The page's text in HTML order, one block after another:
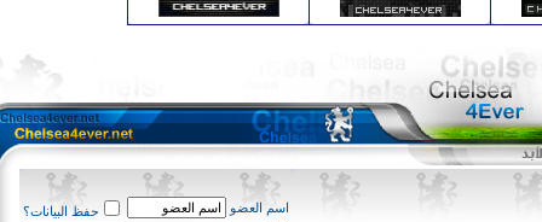
اسم العضو
حفظ البيانات؟